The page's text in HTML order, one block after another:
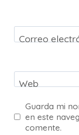
Correo
Web
Guarda mi
en este
comente.